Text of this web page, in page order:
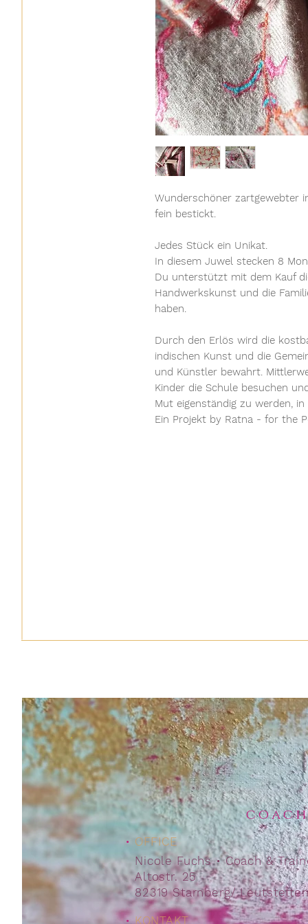
Wunderschöner zartgewebter
fein bestickt.
Jedes Stück ein Unikat.
In diesem Juwel stecken 8
Du unterstützt mit dem Kauf
Handwerkskunst und die
haben.
Durch den Erlös wird die
indischen Kunst und die
und Künstler bewahrt.
Kinder die Schule besuchen
Mut eigenständig zu werden,
Ein Projekt by Ratna - for the
Nicole Fuchs • Coach &
Altostr. 25
82319 Starnberg/
•KONTAKT
• OFFICE